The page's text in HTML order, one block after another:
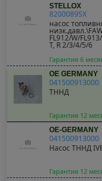
STELLOX
8200089SX
насос
FL912/W/
T, R 2/3/4/5/6
Гарантия 6
OE GERMANY
041500913000
ТННД
Гарантия 12
OE-GERMANY
041500913000
Насос ТННД
Гарантия 12